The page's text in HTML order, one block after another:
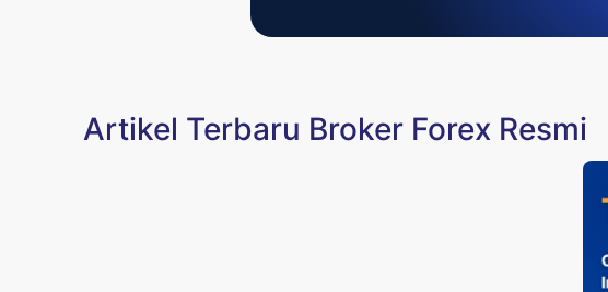
Artikel Terbaru Broker Forex Resmi